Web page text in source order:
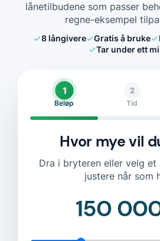
lånetilbudene som passer
regne-eksempel
8långivere Gratis å bruke
Tar under ett
1
Beløp
2
Tid
Hvor mye vil
Dra i bryteren eller velg et
justere når som
150